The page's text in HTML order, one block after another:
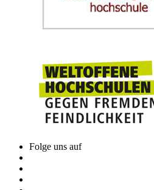
Folge uns auf